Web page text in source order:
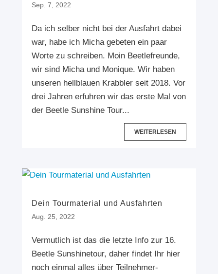
Sep. 7, 2022
Da ich selber nicht bei der Ausfahrt dabei
war, habe ich Micha gebeten ein paar
Worte zu schreiben. Moin Beetlefreunde,
wir sind Micha und Monique. Wir haben
unseren hellblauen Krabbler seit 2018. Vor
drei Jahren erfuhren wir das erste Mal von
der Beetle Sunshine Tour...
WEITERLESEN
Dein Tourmaterial und Ausfahrten
Aug. 25, 2022
Vermutlich ist das die letzte Info zur 16.
Beetle Sunshinetour, daher findet Ihr hier
noch einmal alles über Teilnehmer-